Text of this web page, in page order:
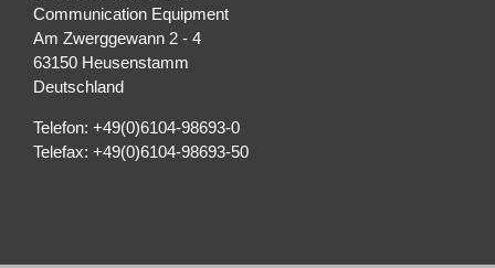
Communication Equipment
Am Zwerggewann 2 ‐ 4
63150 Heusenstamm
Deutschland
Telefon: +49(0)6104-98693-0
Telefax: +49(0)6104-98693-50